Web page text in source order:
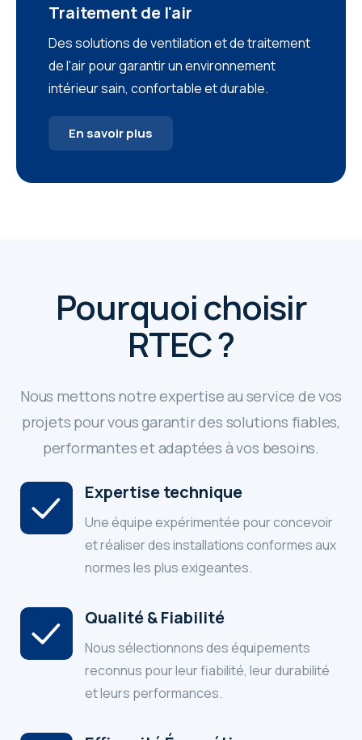
Traitement de l'air
Des solutions de ventilation et de traitement
de l'air pour garantir un environnement
intérieur sain, confortable et durable.
En savoir plus
Pourquoi choisir
RTEC ?
Nous mettons notre expertise au service de vos
projets pour vous garantir des solutions fiables,
performantes et adaptées à vos besoins.
Expertise technique
Une équipe expérimentée pour concevoir
et réaliser des installations conformes aux
normes les plus exigeantes.
Qualité & Fiabilité
Nous sélectionnons des équipements
reconnus pour leur fiabilité, leur durabilité
et leurs performances.